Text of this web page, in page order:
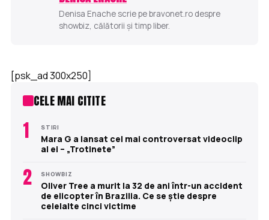
Denisa Enache scrie pe bravonet.ro despre
showbiz, călătorii și timp liber.
[psk_ad 300x250]
CELE MAI CITITE
1 STIRI
Mara G a lansat cel mai controversat videoclip
al ei – „Trotinete”
2 SHOWBIZ
Oliver Tree a murit la 32 de ani într-un accident
de elicopter în Brazilia. Ce se știe despre
celelalte cinci victime